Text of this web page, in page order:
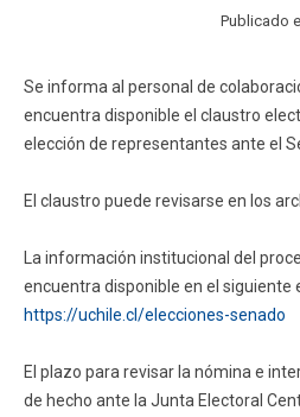
Publicado
Se informa al personal de
encuentra disponible el claustro
elección de representantes ante el
El claustro puede revisarse en los
La información institucional del
encuentra disponible en el siguiente
https://uchile.cl/elecciones-senado
El plazo para revisar la nómina e
de hecho ante la Junta Electoral